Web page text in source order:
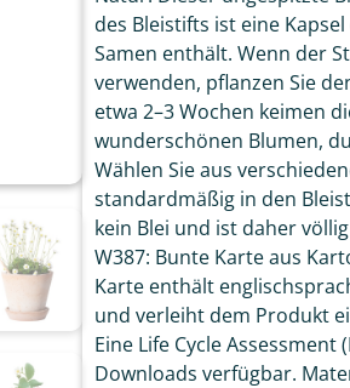
des Bleistifts ist eine
Samen enthält. Wenn der
verwenden, pflanzen Sie
etwa 2–3 Wochen keimen
wunderschönen Blumen,
Wählen Sie aus
standardmäßig in den
kein Blei und ist daher
W387: Bunte Karte aus
Karte enthält
und verleiht dem Produkt
Eine Life Cycle Assessment
Downloads verfügbar.